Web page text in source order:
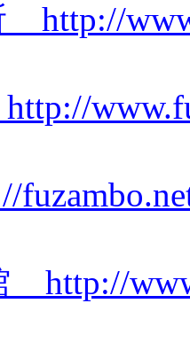
http://
http://
http://